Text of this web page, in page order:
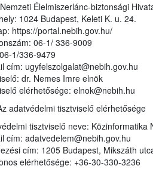
Élelmiszerlánc-biztonsági
1024 Budapest, Keleti K. u. 24.
https://portal.nebih.gov.hu/
06-1/ 336-9009
1/336-9479
cím: ugyfelszolgalat@nebih.gov.hu
dr. Nemes Imre elnök
elérhetősége: elnok@nebih.hu
adatvédelmi tisztviselő elérhetősége
tisztviselő neve: Közinformatika
cím: adatvedelem@nebih.gov.hu
cím: 1205 Budapest, Mikszáth
elérhetősége: +36-30-330-3236